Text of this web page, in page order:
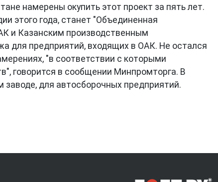
намерены окупить этот проект за пять лет.
этого года, станет "Объединенная
и Казанским производственным
для предприятий, входящих в ОАК. Не остался
"в соответствии с которыми
говорится в сообщении Минпромторга. В
для автосборочных предприятий.